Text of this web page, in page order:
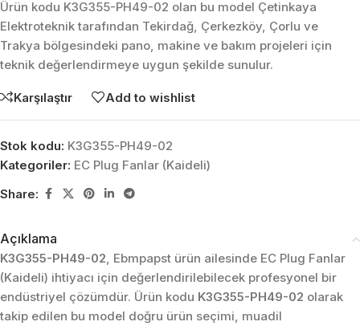
Ürün kodu K3G355-PH49-02 olan bu model Çetinkaya
Elektroteknik tarafından Tekirdağ, Çerkezköy, Çorlu ve
Trakya bölgesindeki pano, makine ve bakım projeleri için
teknik değerlendirmeye uygun şekilde sunulur.
Karşılaştır Add to wishlist
Stok kodu: K3G355-PH49-02
Kategoriler: EC Plug Fanlar (Kaideli)
Share:
Açıklama
K3G355-PH49-02, Ebmpapst ürün ailesinde EC Plug Fanlar
(Kaideli) ihtiyacı için değerlendirilebilecek profesyonel bir
endüstriyel çözümdür. Ürün kodu K3G355-PH49-02 olarak
takip edilen bu model doğru ürün seçimi, muadil